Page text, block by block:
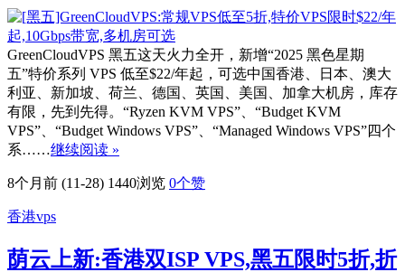
GreenCloudVPS 黑五这天火力全开，新增“2025 黑色星期
五”特价系列 VPS 低至$22/年起，可选中国香港、日本、澳大
利亚、新加坡、荷兰、德国、英国、美国、加拿大机房，库存
有限，先到先得。“Ryzen KVM VPS”、“Budget KVM
VPS”、“Budget Windows VPS”、“Managed Windows VPS”四个
系……继续阅读 »
8个月前 (11-28) 1440浏览 0个赞
香港vps
荫云上新:香港双ISP VPS,黑五限时5折,折